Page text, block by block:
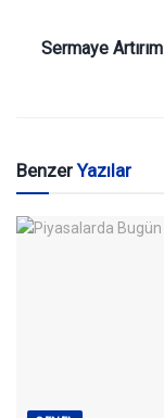
Sermaye
BenzerYazılar